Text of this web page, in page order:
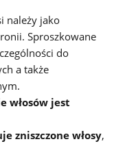
należy jako
Sproszkowane
do
a także
włosów jest
zniszczone włosy,